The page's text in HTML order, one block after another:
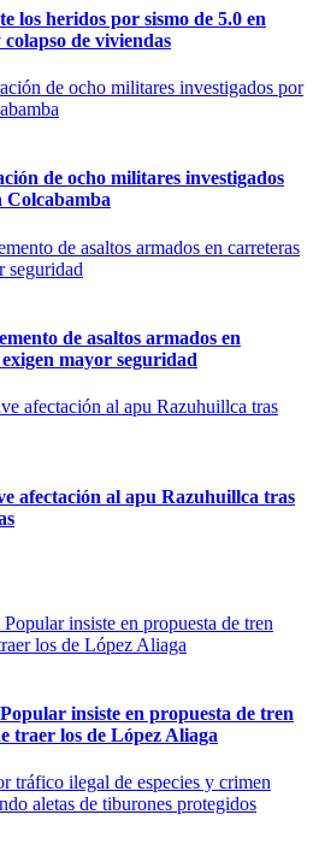
los heridos por sismo de 5.0 en
de viviendas
de ocho militares investigados
Colcabamba
de asaltos armados en
mayor seguridad
afectación al apu Razuhuillca tras
insiste en propuesta de tren
traer los de López Aliaga